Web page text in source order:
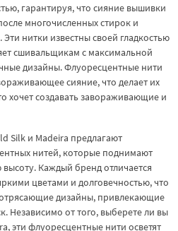
гарантируя, что сияние вышивки
многочисленных стирок и
нитки известны своей гладкостью
сшивальщикам с максимальной
дизайны. Флуоресцентные нити
сияние, что делает их
хочет создавать завораживающие и
Silk и Madeira предлагают
нитей, которые поднимают
Каждый бренд отличается
цветами и долговечностью, что
дизайны, привлекающие
Независимо от того, выберете ли вы
эти флуоресцентные нити осветят